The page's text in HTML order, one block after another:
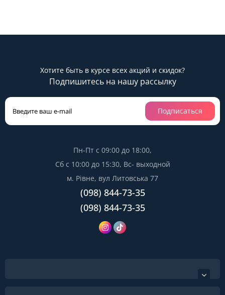
Хотите быть в курсе всех акций и скидок?
Подпишитесь на нашу рассылку
Подписаться
Пн-Пт с 09:00 до 18:00,
Сб с 10:00 до 15:30, Вс- выходной
м. Рівне, вул Литовська 77
(098) 844-73-35
(098) 844-73-35